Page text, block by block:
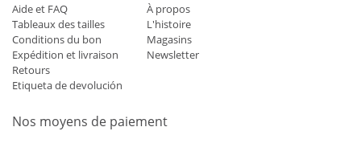
Aide et FAQ
Tableaux des tailles
Conditions du bon
Expédition et livraison
Retours
Etiqueta de devolución
À propos
L'histoire
Magasins
Newsletter
Nos moyens de paiement